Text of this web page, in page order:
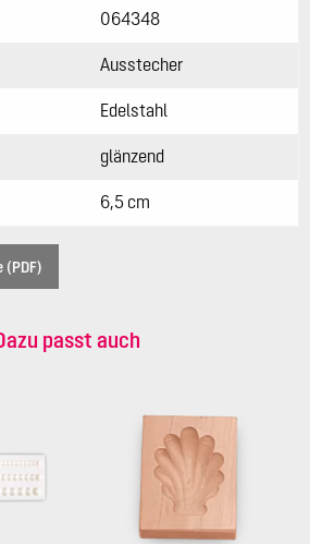
064348
Ausstecher
Edelstahl
glänzend
6,5 cm
(PDF)
passt auch